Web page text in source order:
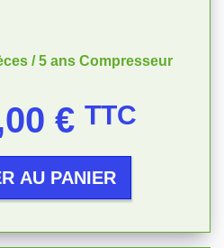
/ 5 ans Compresseur
€ TTC
AU PANIER